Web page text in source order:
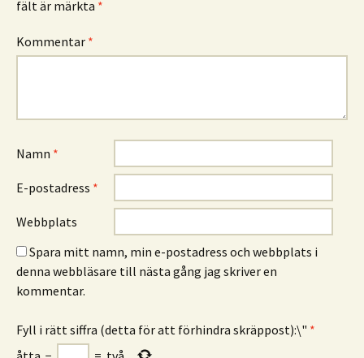
fält är märkta *
Kommentar *
Namn *
E-postadress *
Webbplats
Spara mitt namn, min e-postadress och webbplats i
denna webbläsare till nästa gång jag skriver en
kommentar.
Fyll i rätt siffra (detta för att förhindra skräppost):\" *